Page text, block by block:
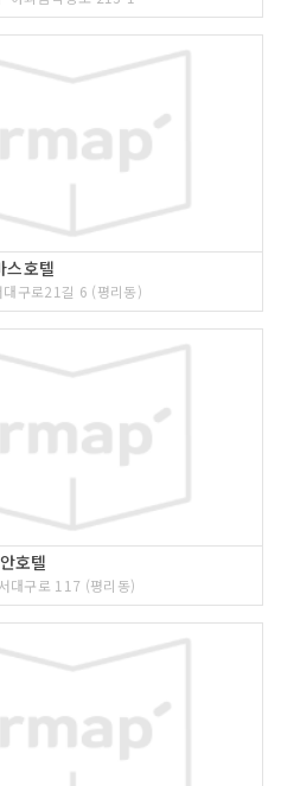
스호텔
대구로21길 6 (평리동)
호텔
대구로 117 (평리동)